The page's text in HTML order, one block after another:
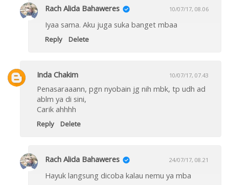
Rach Alida Bahaweres 10/07/17, 08.06
Iyaa sama. Aku juga suka banget mbaa
Reply Delete
Inda Chakim 10/07/17, 07.43
Penasaraaann, pgn nyobain jg nih mbk, tp udh ad
ablm ya di sini,
Carik ahhhh
Reply Delete
Rach Alida Bahaweres 24/07/17, 08.21
Hayuk langsung dicoba kalau nemu ya mba